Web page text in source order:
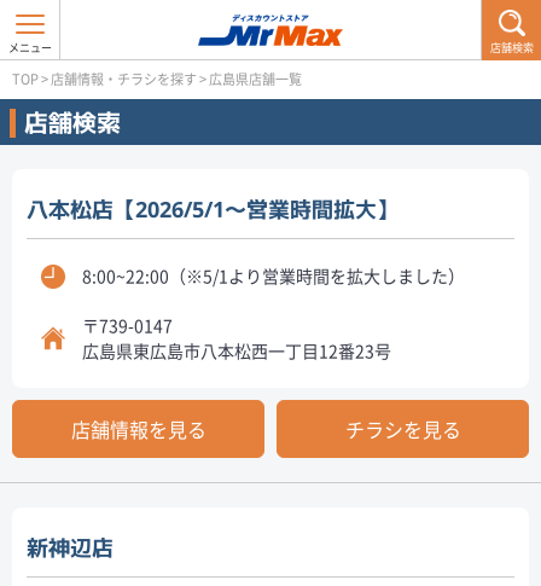
店舗検索
TOP>店舗情報・チラシを探す>広島県店舗一覧
店舗検索
八本松店【2026/5/1～営業時間拡大】
8:00~22:00（※5/1より営業時間を拡大しました）
〒739-0147
広島県東広島市八本松西一丁目12番23号
店舗情報を見る チラシを見る
新神辺店